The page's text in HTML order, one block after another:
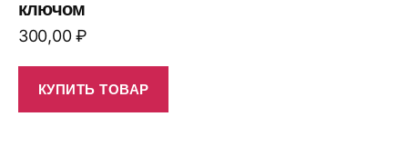
ключом
300,00₽
КУПИТЬ ТОВАР